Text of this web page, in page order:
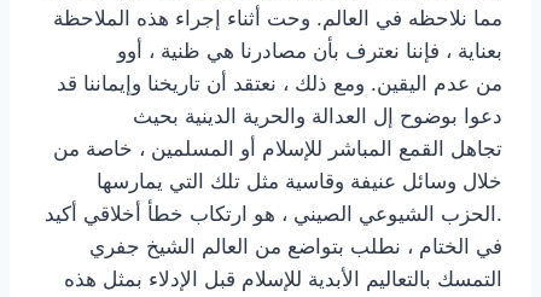
مما نلاحظه في العالم. وحت أثناء إجراء هذه الملاحظة
بعناية ، فإننا نعترف بأن مصادرنا هي ظنية ، أوو
من عدم اليقين. ومع ذلك ، نعتقد أن تاريخنا وإيماننا قد
دعوا بوضوح إل العدالة والحرية الدينية بحيث
تجاهل القمع المباشر للإسلام أو المسلمين ، خاصة من
خلال وسائل عنيفة وقاسية مثل تلك التي يمارسها
الحزب الشيوعي الصيني ، هو ارتكاب خطأ أخلاقي أكيد.
في الختام ، نطلب بتواضع من العالم الشيخ جفري
التمسك بالتعاليم الأبدية للإسلام قبل الإدلاء بمثل هذه